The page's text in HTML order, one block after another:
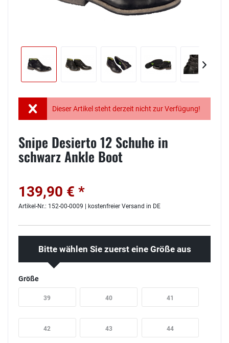
Dieser Artikel steht derzeit nicht zur Verfügung!
Snipe Desierto 12 Schuhe in
schwarz Ankle Boot
139,90 € *
Artikel-Nr.: 152-00-0009 | kostenfreier Versand in DE
Bitte wählen Sie zuerst eine Größe aus
Größe
39 40 41
42 43 44